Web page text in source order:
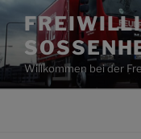
Zum
Inhalt
springen
Willkommen bei der